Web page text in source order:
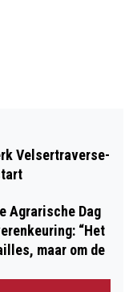
DE
Velsertraverse-
Agrarische Dag
“Het
maar om de